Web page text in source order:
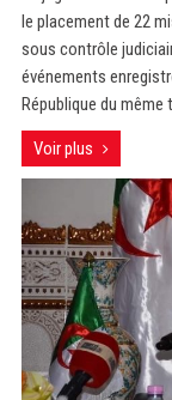
le placement de 22
sous contrôle
événements
République du même
Voir plus